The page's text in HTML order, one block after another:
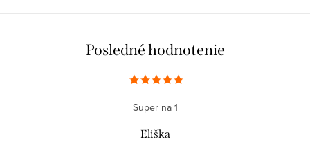
Posledné hodnotenie
Super na 1
Eliška